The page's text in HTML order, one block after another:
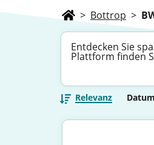
> Bottrop >
Entdecken Sie
Plattform finden
Relevanz Datum